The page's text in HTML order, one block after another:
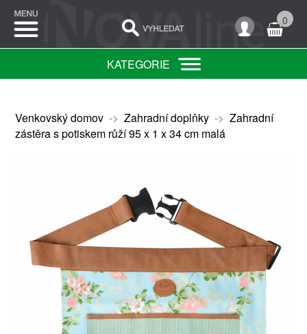
0
KATEGORIE
Venkovský domov-> Zahradní doplňky-> Zahradní
zástěra s potiskem růží 95 x 1 x 34 cm malá